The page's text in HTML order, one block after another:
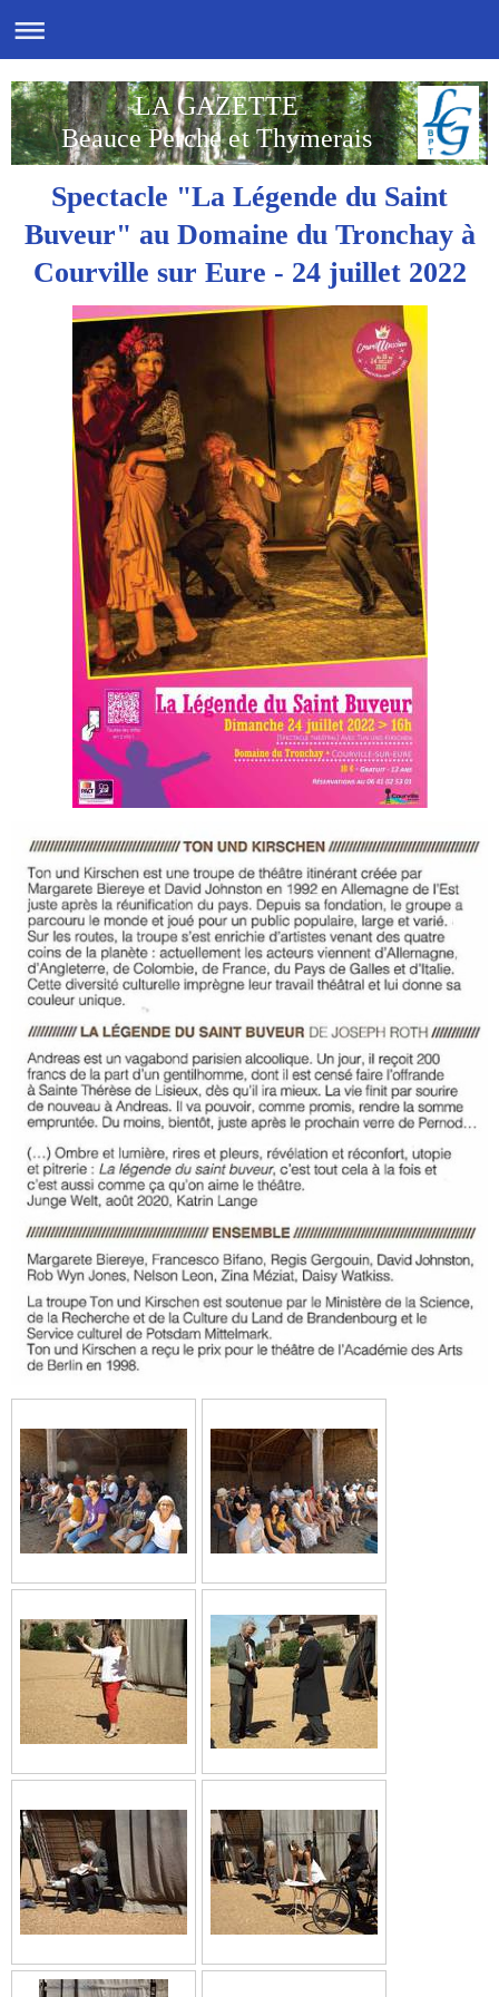
LA GAZETTE
Beauce Perche et Thymerais
Spectacle "La Légende du Saint
Buveur" au Domaine du Tronchay à
Courville sur Eure - 24 juillet 2022